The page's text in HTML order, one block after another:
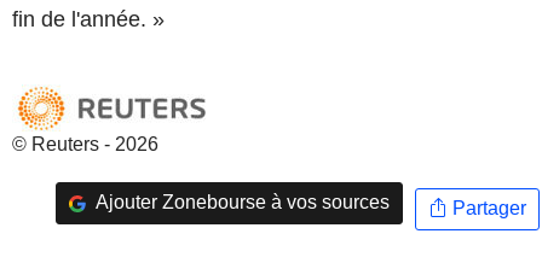
fin de l'année. »
© Reuters - 2026
Ajouter Zonebourse à vos sources Partager